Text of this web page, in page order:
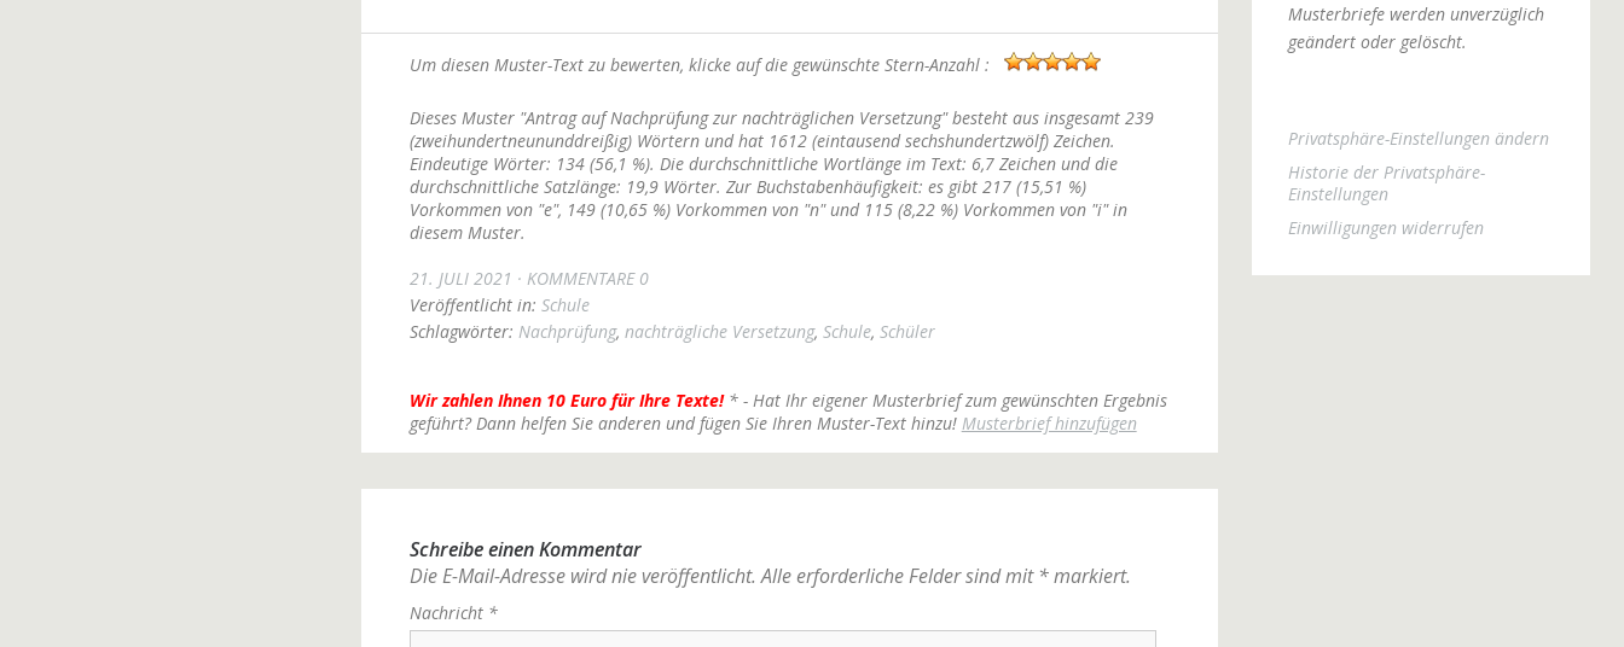
Um diesen Muster-Text zu bewerten, klicke auf die gewünschte Stern-Anzahl :
Dieses Muster "Antrag auf Nachprüfung zur nachträglichen Versetzung" besteht aus insgesamt 239
(zweihundertneununddreißig) Wörtern und hat 1612 (eintausend sechshundertzwölf) Zeichen.
Eindeutige Wörter: 134 (56,1 %). Die durchschnittliche Wortlänge im Text: 6,7 Zeichen und die
durchschnittliche Satzlänge: 19,9 Wörter. Zur Buchstabenhäufigkeit: es gibt 217 (15,51 %)
Vorkommen von "e", 149 (10,65 %) Vorkommen von "n" und 115 (8,22 %) Vorkommen von "i" in
diesem Muster.
21. JULI 2021
KOMMENTARE 0
Veröffentlicht in: Schule
Schlagwörter: Nachprüfung, nachträgliche Versetzung, Schule, Schüler
Wir zahlen Ihnen 10 Euro für Ihre Texte! * - Hat Ihr eigener Musterbrief zum gewünschten Ergebnis
geführt? Dann helfen Sie anderen und fügen Sie Ihren Muster-Text hinzu! Musterbrief hinzufügen
Schreibe einen Kommentar
Die E-Mail-Adresse wird nie veröffentlicht. Alle erforderliche Felder sind mit *markiert.
Nachricht *
Musterbriefe werden unverzüglich
geändert oder gelöscht.
Privatsphäre-Einstellungen ändern
Historie der Privatsphäre-
Einstellungen
Einwilligungen widerrufen